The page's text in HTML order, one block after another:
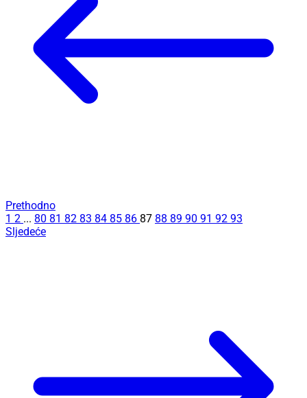
Prethodno
1 2 ... 80 81 82 83 84 85 86 87 88 89 90 91 92 93
Sljedeće